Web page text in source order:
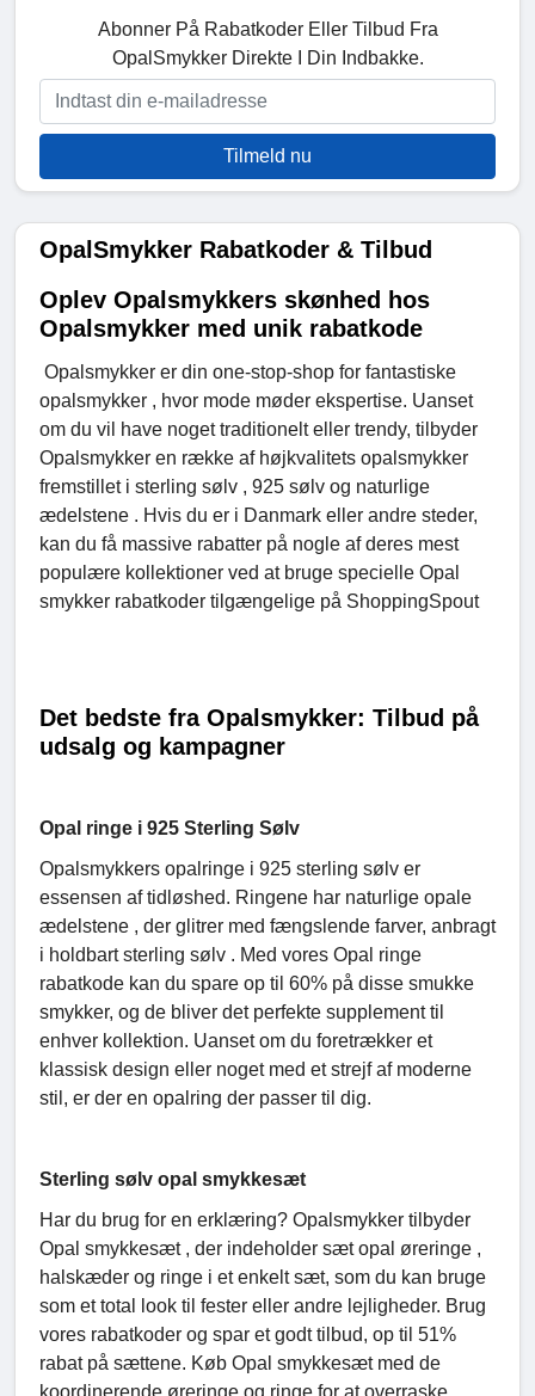
Abonner På Rabatkoder Eller Tilbud Fra
OpalSmykker Direkte I Din Indbakke.
Tilmeld nu
OpalSmykker Rabatkoder & Tilbud
Oplev Opalsmykkers skønhed hos
Opalsmykker med unik rabatkode
Opalsmykker er din one-stop-shop for fantastiske
opalsmykker , hvor mode møder ekspertise. Uanset
om du vil have noget traditionelt eller trendy, tilbyder
Opalsmykker en række af højkvalitets opalsmykker
fremstillet i sterling sølv , 925 sølv og naturlige
ædelstene . Hvis du er i Danmark eller andre steder,
kan du få massive rabatter på nogle af deres mest
populære kollektioner ved at bruge specielle Opal
smykker rabatkoder tilgængelige på ShoppingSpout
Det bedste fra Opalsmykker: Tilbud på
udsalg og kampagner
Opal ringe i 925 Sterling Sølv
Opalsmykkers opalringe i 925 sterling sølv er
essensen af ​​tidløshed. Ringene har naturlige opale
ædelstene , der glitrer med fængslende farver, anbragt
i holdbart sterling sølv . Med vores Opal ringe
rabatkode kan du spare op til 60% på disse smukke
smykker, og de bliver det perfekte supplement til
enhver kollektion. Uanset om du foretrækker et
klassisk design eller noget med et strejf af moderne
stil, er der en opalring der passer til dig.
Sterling sølv opal smykkesæt
Har du brug for en erklæring? Opalsmykker tilbyder
Opal smykkesæt , der indeholder sæt opal øreringe ,
halskæder og ringe i et enkelt sæt, som du kan bruge
som et total look til fester eller andre lejligheder. Brug
vores rabatkoder og spar et godt tilbud, op til 51%
rabat på sættene. Køb Opal smykkesæt med de
koordinerende øreringe og ringe for at overraske